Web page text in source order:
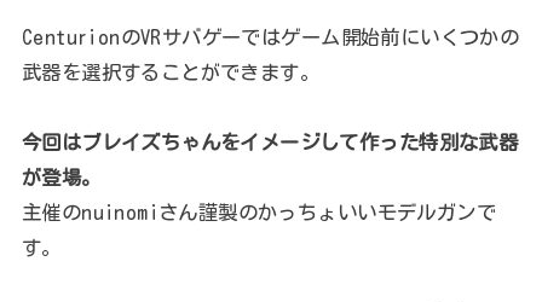
CenturionのVRサバゲーではゲーム開始前にいくつかの
武器を選択することができます。
今回はブレイズちゃんをイメージして作った特別な武器
が登場。
主催のnuinomiさん謹製のかっちょいいモデルガンで
す。